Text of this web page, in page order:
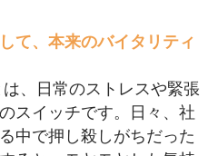
て、本来のバイタリティ
、日常のストレスや緊張
スイッチです。日々、社
中で押し殺しがちだった